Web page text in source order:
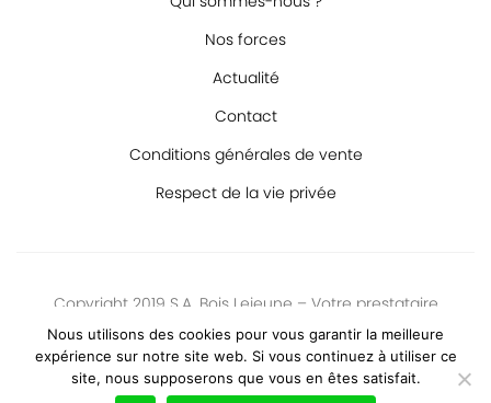
Nos forces
Actualité
Contact
Conditions générales de vente
Respect de la vie privée
Copyright 2019 S.A. Bois Lejeune – Votre prestataire
logistique s’occupe de tout ! De la prise en charge initial au
déballage final.
Nous utilisons des cookies pour vous garantir la meilleure
expérience sur notre site web. Si vous continuez à utiliser ce
site, nous supposerons que vous en êtes satisfait.